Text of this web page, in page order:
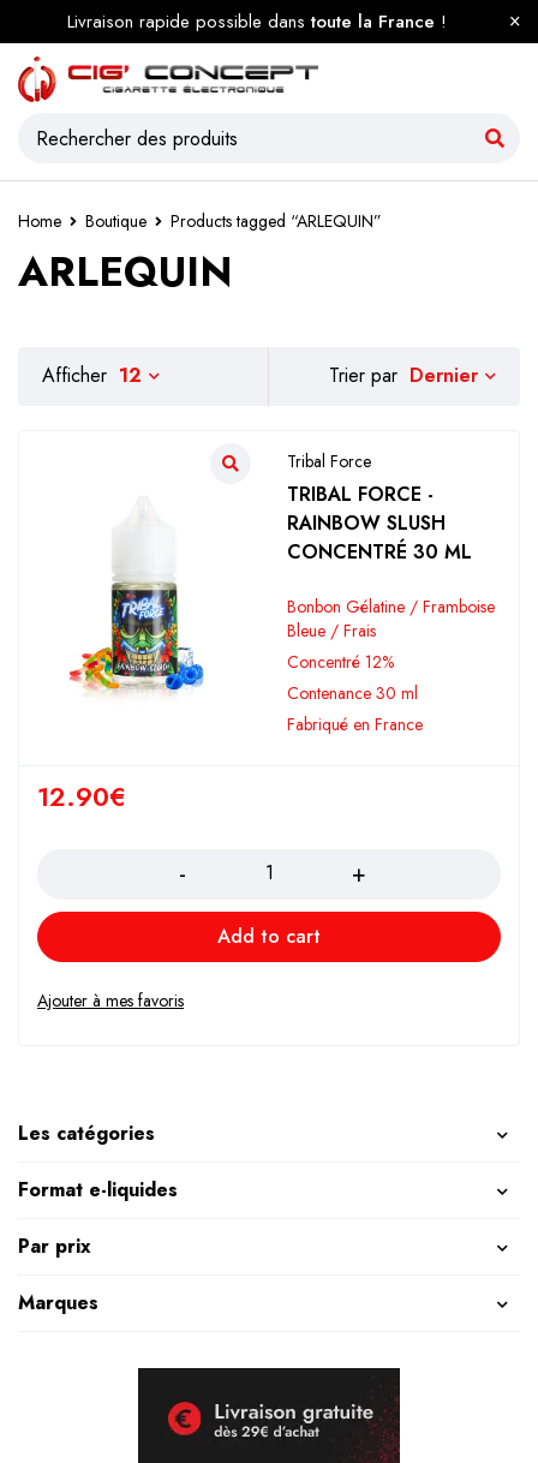
Livraison rapide possible danstoute la France !
Home Boutique Products tagged “ARLEQUIN”
ARLEQUIN
Les catégories
Format e-liquides
Par prix
Marques
Trier par Dernier
Afficher 12
Tribal Force
TRIBAL FORCE -
RAINBOW SLUSH
CONCENTRÉ 30 ML
Bonbon Gélatine / Framboise
Bleue / Frais
Concentré 12%
Contenance 30 ml
Fabriqué en France
12.90€
Add to cart